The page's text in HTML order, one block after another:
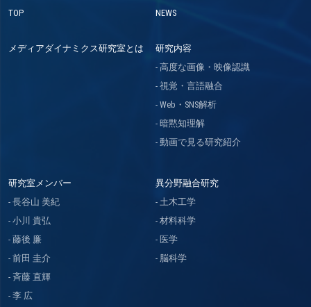
TOP NEWS
メディアダイナミクス研究室とは
研究内容
高度な画像・映像認識
視覚・言語融合
Web・SNS解析
暗黙知理解
動画で見る研究紹介
研究室メンバー
長谷山 美紀
小川 貴弘
藤後 廉
前田 圭介
斉藤 直輝
李 広
異分野融合研究
土木工学
材料科学
医学
脳科学